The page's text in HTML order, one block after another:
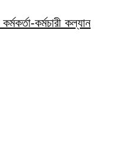
কর্মচারী কল্যান